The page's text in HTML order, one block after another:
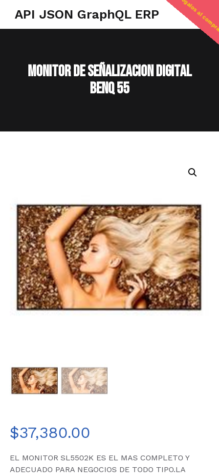
API JSON GraphQL ERP
MONITOR DE SEÑALIZACION DIGITAL
BENQ 55
$37,380.00
EL MONITOR SL5502K ES EL MAS COMPLETO Y
ADECUADO PARA NEGOCIOS DE TODO TIPO.LA
regalos al